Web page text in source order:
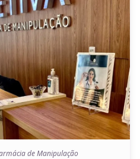
de Manipulação